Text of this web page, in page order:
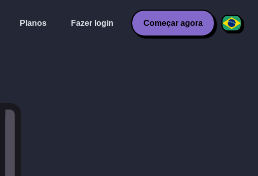
Planos Fazer login Começar agora